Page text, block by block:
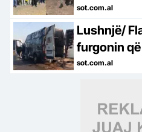
arrestohen
Korça,
sot.com.al
Lushnjë/
furgonin
sot.com.al